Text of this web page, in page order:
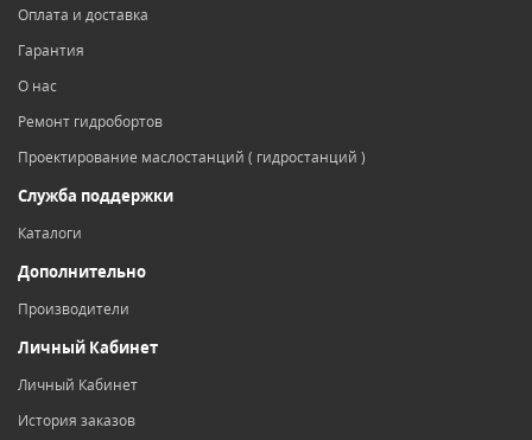
Оплата и доставка
Гарантия
О нас
Ремонт гидробортов
Проектирование маслостанций ( гидростанций )
Служба поддержки
Каталоги
Дополнительно
Производители
Личный Кабинет
Личный Кабинет
История заказов